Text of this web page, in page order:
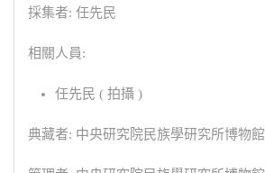
採集者: 任先民
相關人員:
任先民 ( 拍攝 )
典藏者: 中央研究院民族學研究所博物館